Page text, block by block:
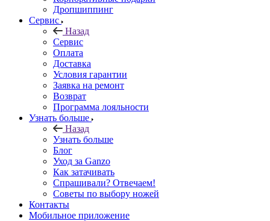
Дропшиппинг
Сервис
Назад
Сервис
Оплата
Доставка
Условия гарантии
Заявка на ремонт
Возврат
Программа лояльности
Узнать больше
Назад
Узнать больше
Блог
Уход за Ganzo
Как затачивать
Спрашивали? Отвечаем!
Советы по выбору ножей
Контакты
Мобильное приложение